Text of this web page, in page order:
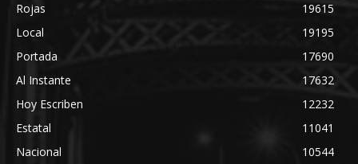
Rojas
19615
Local
19195
Portada
17690
Al Instante
17632
Hoy Escriben
12232
Estatal
11041
Nacional
10544